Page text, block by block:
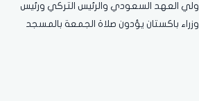
ولي العهد السعودي والرئيس التركي ورئيس
وزراء باكستان يؤدون صلاة الجمعة بالمسجد